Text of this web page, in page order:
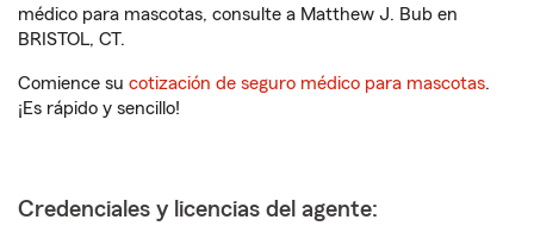
médico para mascotas, consulte a Matthew J. Bub en
BRISTOL, CT.
Comience su cotización de seguro médico para mascotas.
¡Es rápido y sencillo!
Credenciales y licencias del agente: